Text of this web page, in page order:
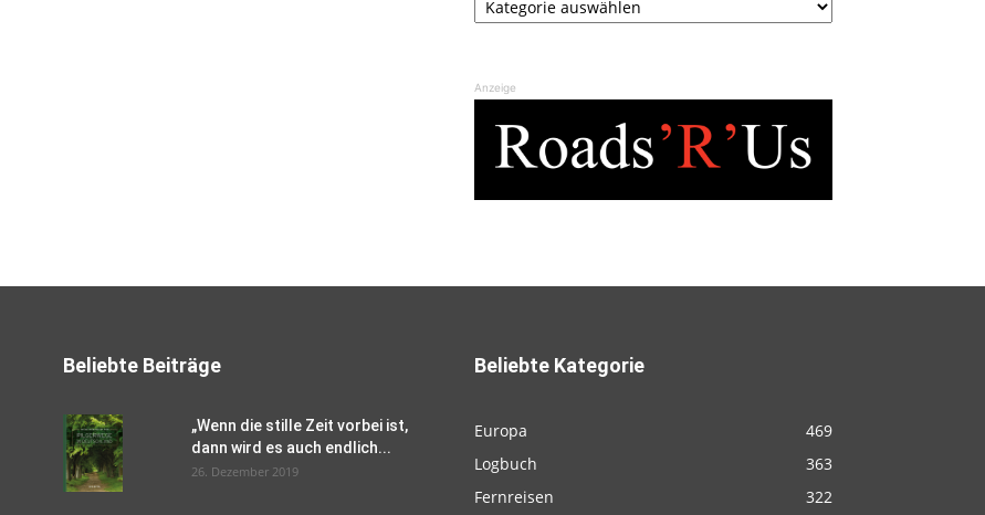
Anzeige
Beliebte Beiträge
„Wenn die stille Zeit vorbei ist,
dann wird es auch endlich...
26. Dezember 2019
Beliebte Kategorie
Europa
469
Logbuch
363
Fernreisen
322